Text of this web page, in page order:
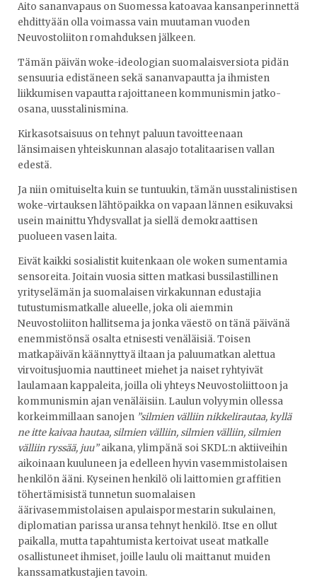
Aito sananvapaus on Suomessa katoavaa kansanperinnettä
ehdittyään olla voimassa vain muutaman vuoden
Neuvostoliiton romahduksen jälkeen.
Tämän päivän woke-ideologian suomalaisversiota pidän
sensuuria edistäneen sekä sananvapautta ja ihmisten
liikkumisen vapautta rajoittaneen kommunismin jatko-
osana, uusstalinismina.
Kirkasotsaisuus on tehnyt paluun tavoitteenaan
länsimaisen yhteiskunnan alasajo totalitaarisen vallan
edestä.
Ja niin omituiselta kuin se tuntuukin, tämän uusstalinistisen
woke-virtauksen lähtöpaikka on vapaan lännen esikuvaksi
usein mainittu Yhdysvallat ja siellä demokraattisen
puolueen vasen laita.
Eivät kaikki sosialistit kuitenkaan ole woken sumentamia
sensoreita. Joitain vuosia sitten matkasi bussilastillinen
yrityselämän ja suomalaisen virkakunnan edustajia
tutustumismatkalle alueelle, joka oli aiemmin
Neuvostoliiton hallitsema ja jonka väestö on tänä päivänä
enemmistönsä osalta etnisesti venäläisiä. Toisen
matkapäivän käännyttyä iltaan ja paluumatkan alettua
virvoitusjuomia nauttineet miehet ja naiset ryhtyivät
laulamaan kappaleita, joilla oli yhteys Neuvostoliittoon ja
kommunismin ajan venäläisiin. Laulun volyymin ollessa
korkeimmillaan sanojen ”silmien välliin nikkelirautaa, kyllä
ne itte kaivaa hautaa, silmien välliin, silmien välliin, silmien
välliin ryssää, juu”aikana, ylimpänä soi SKDL:n aktiiveihin
aikoinaan kuuluneen ja edelleen hyvin vasemmistolaisen
henkilön ääni. Kyseinen henkilö oli laittomien graffitien
töhertämisistä tunnetun suomalaisen
äärivasemmistolaisen apulaispormestarin sukulainen,
diplomatian parissa uransa tehnyt henkilö. Itse en ollut
paikalla, mutta tapahtumista kertoivat useat matkalle
osallistuneet ihmiset, joille laulu oli maittanut muiden
kanssamatkustajien tavoin.